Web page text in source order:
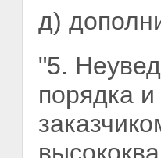
д)
"5.
порядка